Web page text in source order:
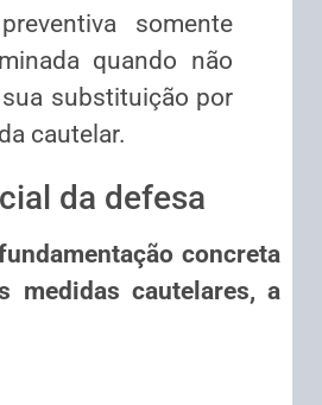
somente
quando não
substituição por
cautelar.
da defesa
concreta
medidas cautelares, a